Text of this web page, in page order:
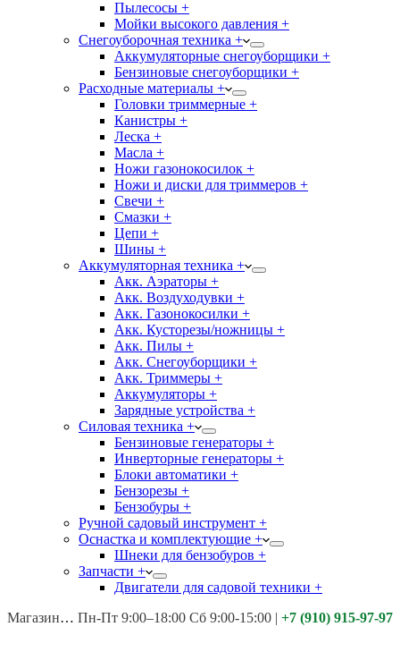
Пылесосы +
Мойки высокого давления +
Снегоуборочная техника +
Аккумуляторные снегоуборщики +
Бензиновые снегоуборщики +
Расходные материалы +
Головки триммерные +
Канистры +
Леска +
Масла +
Ножи газонокосилок +
Ножи и диски для триммеров +
Свечи +
Смазки +
Цепи +
Шины +
Аккумуляторная техника +
Акк. Аэраторы +
Акк. Воздуходувки +
Акк. Газонокосилки +
Акк. Кусторезы/ножницы +
Акк. Пилы +
Акк. Снегоуборщики +
Акк. Триммеры +
Аккумуляторы +
Зарядные устройства +
Силовая техника +
Бензиновые генераторы +
Инверторные генераторы +
Блоки автоматики +
Бензорезы +
Бензобуры +
Ручной садовый инструмент +
Оснастка и комплектующие +
Шнеки для бензобуров +
Запчасти +
Двигатели для садовой техники +
Магазины: Калуга ул. Московская д.113
Пн-Пт 9:00–18:00 Сб 9:00-15:00 | +7 (910) 915-97-97